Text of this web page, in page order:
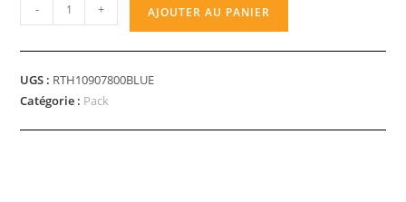
- + AJOUTER AU PANIER
UGS : RTH10907800BLUE
Catégorie : Pack